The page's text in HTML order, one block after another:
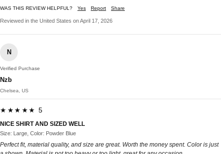
WAS THIS REVIEW HELPFUL? Yes Report Share
Reviewed in the United States on April 17, 2026
N
Verified Purchase
Nzb
Chelsea, US
★★★★★ 5
NICE SHIRT AND SIZED WELL
Size: Large, Color: Powder Blue
Perfect fit, material quality, and size are great. Worth the money spent. Color is just